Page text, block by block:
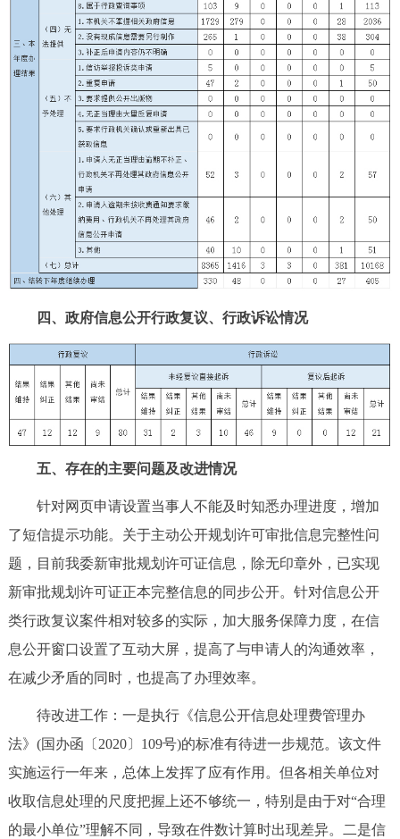
四、政府信息公开行政复议、行政诉讼情况
五、存在的主要问题及改进情况
针对网页申请设置当事人不能及时知悉办理进度，增加
了短信提示功能。关于主动公开规划许可审批信息完整性问
题，目前我委新审批规划许可证信息，除无印章外，已实现
新审批规划许可证正本完整信息的同步公开。针对信息公开
类行政复议案件相对较多的实际，加大服务保障力度，在信
息公开窗口设置了互动大屏，提高了与申请人的沟通效率，
在减少矛盾的同时，也提高了办理效率。
待改进工作：一是执行《信息公开信息处理费管理办
法》(国办函〔2020〕109号)的标准有待进一步规范。该文件
实施运行一年来，总体上发挥了应有作用。但各相关单位对
收取信息处理的尺度把握上还不够统一，特别是由于对“合理
的最小单位”理解不同，导致在件数计算时出现差异。二是信